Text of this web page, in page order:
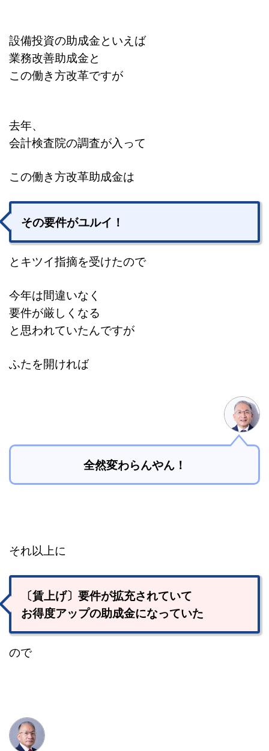
設備投資の助成金といえば
業務改善助成金と
この働き方改革ですが
去年、
会計検査院の調査が入って
この働き方改革助成金は
その要件がユルイ！
とキツイ指摘を受けたので
今年は間違いなく
要件が厳しくなる
と思われていたんですが
ふたを開ければ
全然変わらんやん！
それ以上に
〔賃上げ〕要件が拡充されていて
お得度アップの助成金になっていた
ので